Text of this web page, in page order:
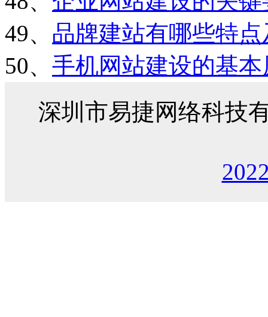
49、 品牌建站有哪些特
50、 手机网站建设的基本
深圳市易捷网络科